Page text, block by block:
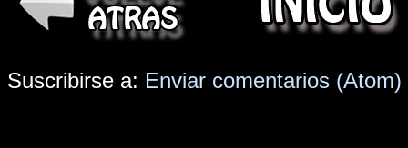
Suscribirse a: Enviar comentarios (Atom)